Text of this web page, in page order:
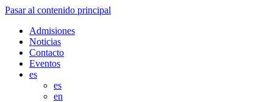
Pasar al contenido principal
Admisiones
Noticias
Contacto
Eventos
es
es
en